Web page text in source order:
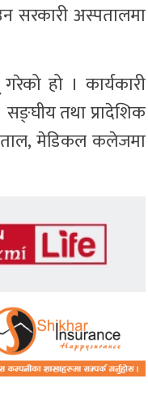
सरकारी अस्पतालमा
हो । कार्यकारी
तथा प्रादेशिक
मेडिकल कलेजमा